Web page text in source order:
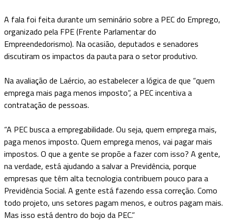
A fala foi feita durante um seminário sobre a PEC do Emprego,
organizado pela FPE (Frente Parlamentar do
Empreendedorismo). Na ocasião, deputados e senadores
discutiram os impactos da pauta para o setor produtivo.
Na avaliação de Laércio, ao estabelecer a lógica de que “quem
emprega mais paga menos imposto”, a PEC incentiva a
contratação de pessoas.
“A PEC busca a empregabilidade. Ou seja, quem emprega mais,
paga menos imposto. Quem emprega menos, vai pagar mais
impostos. O que a gente se propõe a fazer com isso? A gente,
na verdade, está ajudando a salvar a Previdência, porque
empresas que têm alta tecnologia contribuem pouco para a
Previdência Social. A gente está fazendo essa correção. Como
todo projeto, uns setores pagam menos, e outros pagam mais.
Mas isso está dentro do bojo da PEC.”